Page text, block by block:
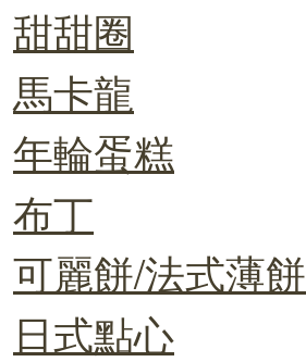
甜甜圈
馬卡龍
年輪蛋糕
布丁
可麗餅/法式薄餅
日式點心